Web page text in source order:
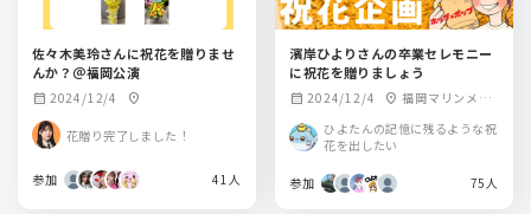
佐々木美玲さんに祝花を贈りませ
んか？＠福岡公演
calendar_month 2024/12/4 location_on
花贈り完了しました！
参加 41人
濱岸ひよりさんの卒業セレモニー
に祝花を贈りましょう
calendar_month 2024/12/4 location_on 福岡マリンメッ
ひよたんの記憶に残るような祝
花を出したい
参加 75人